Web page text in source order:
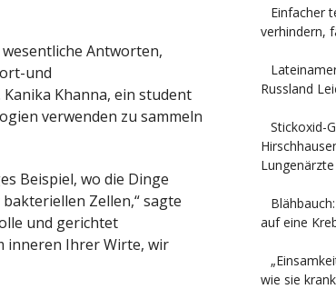
Antworten,
und
Khanna, ein student
verwenden zu sammeln
Beispiel, wo die Dinge
Zellen,“ sagte
und gerichtet
inneren Ihrer Wirte, wir
Einfacher
verhindern,
Russland
Stickoxid-
Lungenärzte
auf eine
wie sie